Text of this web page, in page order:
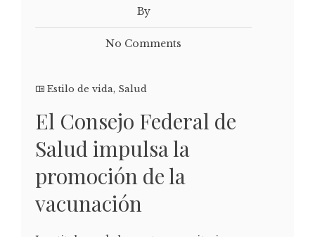
By
No Comments
Estilo de vida, Salud
El Consejo Federal de
Salud impulsa la
promoción de la
vacunación